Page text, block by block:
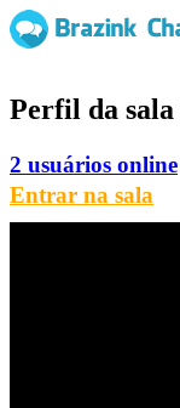
Perfil da sala
2 usuários online
Entrar na sala